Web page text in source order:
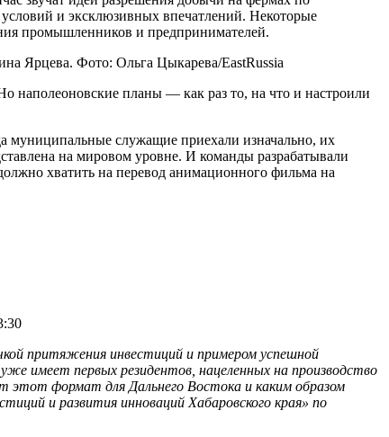
и эксклюзивных впечатлений. Некоторые
промышленников и предпринимателей.
Ярцева. Фото: Ольга Цыкарева/EastRussia
наполеоновские планы — как раз то, на что и настроили
муниципальные служащие приехали изначально, их
на мировом уровне. И команды разрабатывали
хватить на перевод анимационного фильма на
притяжения инвестиций и примером успешной
имеет первых резидентов, нацеленных на производство
этот формат для Дальнего Востока и каким образом
и развития инноваций Хабаровского края» по